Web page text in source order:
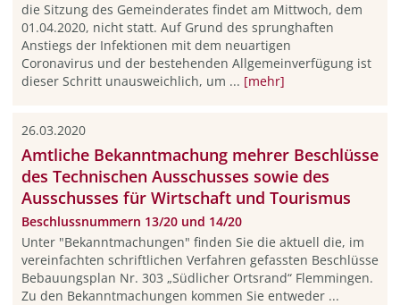
die Sitzung des Gemeinderates findet am Mittwoch, dem
01.04.2020, nicht statt. Auf Grund des sprunghaften
Anstiegs der Infektionen mit dem neuartigen
Coronavirus und der bestehenden Allgemeinverfügung ist
dieser Schritt unausweichlich, um ... [mehr]
26.03.2020
Amtliche Bekanntmachung mehrer Beschlüsse
des Technischen Ausschusses sowie des
Ausschusses für Wirtschaft und Tourismus
Beschlussnummern 13/20 und 14/20
Unter "Bekanntmachungen" finden Sie die aktuell die, im
vereinfachten schriftlichen Verfahren gefassten Beschlüsse
Bebauungsplan Nr. 303 „Südlicher Ortsrand“ Flemmingen.
Zu den Bekanntmachungen kommen Sie entweder ...